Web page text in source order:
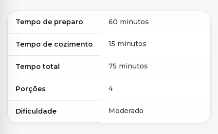
Tempo de preparo 60 minutos
Tempo de cozimento 15 minutos
Tempo total 75 minutos
Porções 4
Dificuldade Moderado